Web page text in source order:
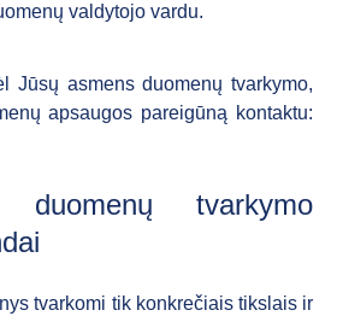
valdytojo vardu.
Jūsų asmens duomenų tvarkymo,
apsaugos pareigūną kontaktu:
tvarkymo
tvarkomi tik konkrečiais tikslais ir